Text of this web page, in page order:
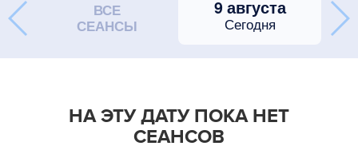
ВСЕ
СЕАНСЫ
9 августа
Сегодня
НА ЭТУ ДАТУ ПОКА НЕТ
СЕАНСОВ